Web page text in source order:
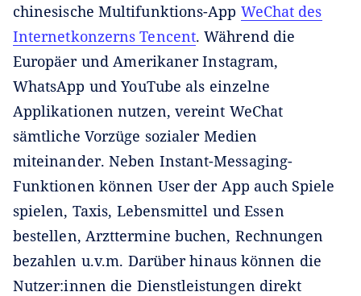
chinesische Multifunktions-App WeChat des
Internetkonzerns Tencent. Während die
Europäer und Amerikaner Instagram,
WhatsApp und YouTube als einzelne
Applikationen nutzen, vereint WeChat
sämtliche Vorzüge sozialer Medien
miteinander. Neben Instant-Messaging-
Funktionen können User der App auch Spiele
spielen, Taxis, Lebensmittel und Essen
bestellen, Arzttermine buchen, Rechnungen
bezahlen u.v.m. Darüber hinaus können die
Nutzer:innen die Dienstleistungen direkt